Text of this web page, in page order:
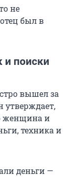
не
был в
и поиски
вышел за
утверждает,
женщина и
техника и
деньги —